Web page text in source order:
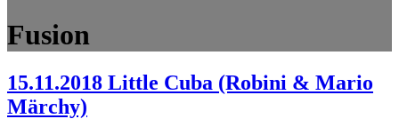
Fusion
15.11.2018 Little Cuba (Robini & Mario
Märchy)